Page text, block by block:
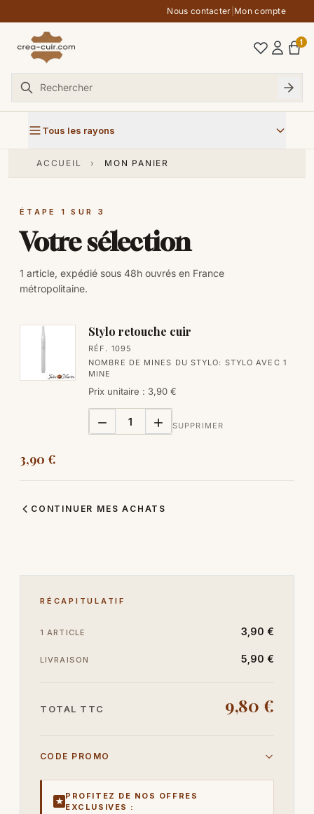
Nous contacter Mon compte
1
Tous les rayons
ACCUEIL › MON PANIER
ÉTAPE 1 SUR 3
Votre sélection
1 article, expédié sous 48h ouvrés en France
métropolitaine.
Stylo retouche cuir
RÉF. 1095
NOMBRE DE MINES DU STYLO: STYLO AVEC 1
MINE
Prix unitaire : 3,90 €
  SUPPRIMER
3,90 €
CONTINUER MES ACHATS
RÉCAPITULATIF
1 ARTICLE 3,90 €
LIVRAISON 5,90 €
TOTAL TTC 9,80 €
CODE PROMO
★
PROFITEZ DE NOS OFFRES
EXCLUSIVES :